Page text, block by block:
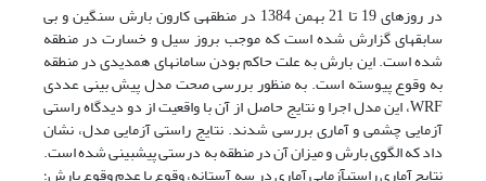
در روزهای 19 تا 21 بهمن 1384 در منطقه­ی کارون بارش سنگین و بی
سابقه­ای گزارش شده است که موجب بروز سیل و خسارت در منطقه
شده است. این بارش به علت حاکم بودن سامانه­ای همدیدی در منطقه
به وقوع پیوسته است. به منظور بررسی صحت مدل پیش بینی عددی
WRF، این مدل اجرا و نتایج حاصل از آن با واقعیت از دو دیدگاه راستی
آزمایی چشمی و آماری بررسی شدند. نتایج راستی آزمایی مدل، نشان
داد که الگوی بارش و میزان آن در منطقه به درستی پیش­بینی شده است.